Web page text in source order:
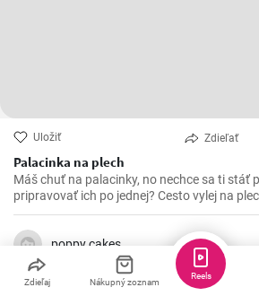
Uložiť Zdieľať
Palacinka na plech
Máš chuť na palacinky, no nechce sa ti stáť
pripravovať ich po jednej? Cesto vylej na
poppy.cakes
Zdieľaj Nákupný zoznam
Reels